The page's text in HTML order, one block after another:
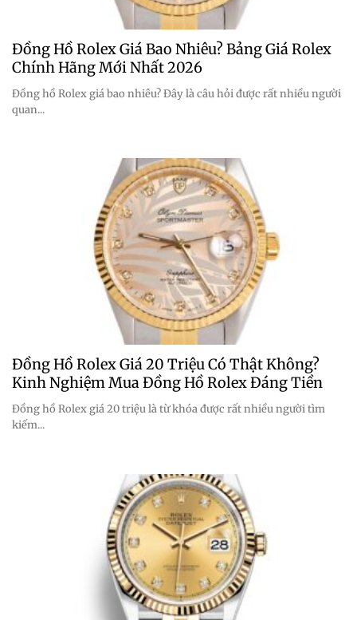
Đồng Hồ Rolex Giá Bao Nhiêu? Bảng Giá Rolex
Chính Hãng Mới Nhất 2026
Đồng hồ Rolex giá bao nhiêu? Đây là câu hỏi được rất nhiều người
quan...
Đồng Hồ Rolex Giá 20 Triệu Có Thật Không?
Kinh Nghiệm Mua Đồng Hồ Rolex Đáng Tiền
Đồng hồ Rolex giá 20 triệu là từ khóa được rất nhiều người tìm
kiếm...